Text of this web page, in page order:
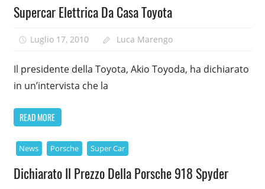
Supercar Elettrica Da Casa Toyota
Luglio 17, 2010 Luca Marengo
Il presidente della Toyota, Akio Toyoda, ha dichiarato
in un’intervista che la
READ MORE
News Porsche Super Car
Dichiarato Il Prezzo Della Porsche 918 Spyder